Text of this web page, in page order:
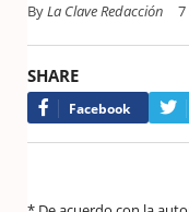
ByLa Clave Redacción 7
SHARE
Facebook